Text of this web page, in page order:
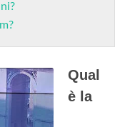
Qual
è la